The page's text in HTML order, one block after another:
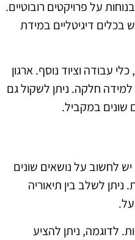
על פרויקטים רובוטיים.
דיגיטליים במידת
עבודה וציוד נוסף. ארגון
חלקה. ניתן לשקול גם
שונים במקביל.
לחשוב על נושאים שונים
ניתן לשלב בין תיאוריה
לדוגמה, ניתן להציע